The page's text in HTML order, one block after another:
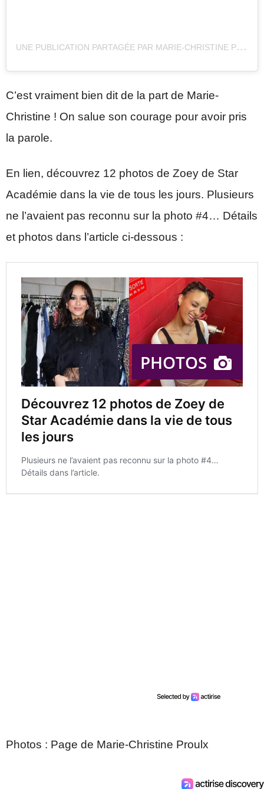
U
NE PUBLICATION PARTAGÉE PAR MARIE-CHRISTINE PROULX (@MARIECHRISTINEPROULX)
C’est vraiment bien dit de la part de Marie-
Christine ! On salue son courage pour avoir pris
la parole.
En lien, découvrez 12 photos de Zoey de Star
Académie dans la vie de tous les jours. Plusieurs
ne l’avaient pas reconnu sur la photo #4… Détails
et photos dans l’article ci-dessous :
Photos : Page de Marie-Christine Proulx